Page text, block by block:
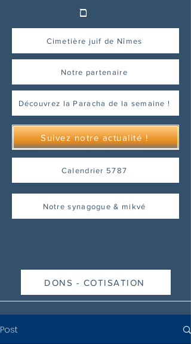
ם
Cimetière juif de Nîmes
Notre partenaire
Découvrez la Paracha de la semaine !
Suivez notre actualité !
Calendrier 5787
Notre synagogue & mikvé
DONS - COTISATION
Post